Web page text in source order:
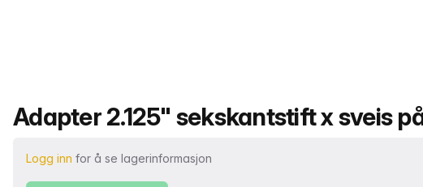
Produktnavn
Adapter 2.125" sekskantstift x sveis
Logg inn for å se lagerinformasjon